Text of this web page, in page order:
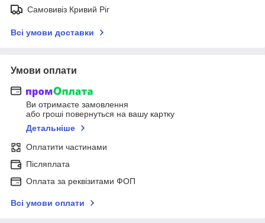
Самовивіз Кривий Ріг
Всі умови доставки
Умови оплати
Ви отримаєте замовлення
або гроші повернуться на вашу картку
Детальніше
Оплатити частинами
Післяплата
Оплата за реквізитами ФОП
Всі умови оплати